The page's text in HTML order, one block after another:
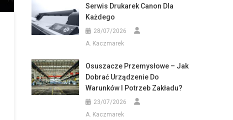
Serwis Drukarek Canon Dla
Każdego
28/07/2026
A. Kaczmarek
Osuszacze Przemysłowe – Jak
Dobrać Urządzenie Do
Warunków I Potrzeb Zakładu?
23/07/2026
A. Kaczmarek